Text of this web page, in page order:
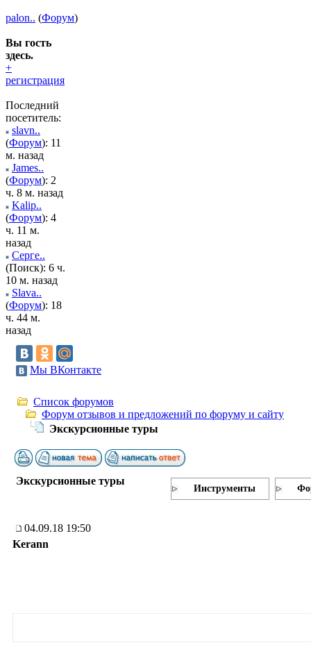
palon.. (Форум)
Вы гость
здесь.
+
регистрация
Последний
посетитель:
slavn..
(Форум): 11
м. назад
James..
(Форум): 2
ч. 8 м. назад
Kalip..
(Форум): 4
ч. 11 м.
назад
Серге..
(Поиск): 6 ч.
10 м. назад
Slava..
(Форум): 18
ч. 44 м.
назад
Мы ВКонтакте
Список форумов
Форум отзывов и предложений по форуму и сайту
Экскурсионные туры
Экскурсионные туры
Инструменты
04.09.18 19:50
Kerann